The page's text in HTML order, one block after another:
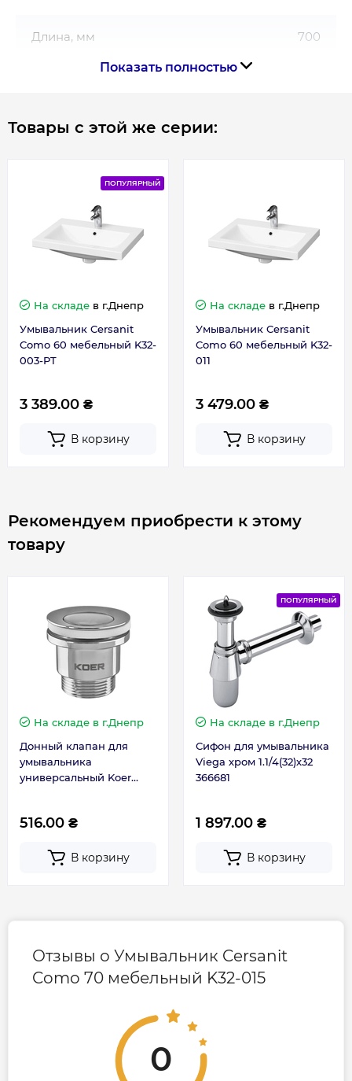
Длина, мм 700
Гарантия
Гарантия производителя, мес
Показать полностью
Товары с этой же серии:
ПОПУЛЯРНЫЙ
На складе в г.Днепр
Умывальник Cersanit
Como 60 мебельный K32-
003-PT
3 389.00 ₴
В корзину
На складе в г.Днепр
Умывальник Cersanit
Como 60 мебельный K32-
011
3 479.00 ₴
В корзину
Рекомендуем приобрести к этому
товару
На складе в г.Днепр
Донный клапан для
умывальника
универсальный Koer
516.00 ₴
В корзину
ПОПУЛЯРНЫЙ
На складе в г.Днепр
Сифон для умывальника
Viega хром 1.1/4(32)х32
366681
1 897.00 ₴
В корзину
Отзывы о Умывальник Cersanit
Como 70 мебельный K32-015
0